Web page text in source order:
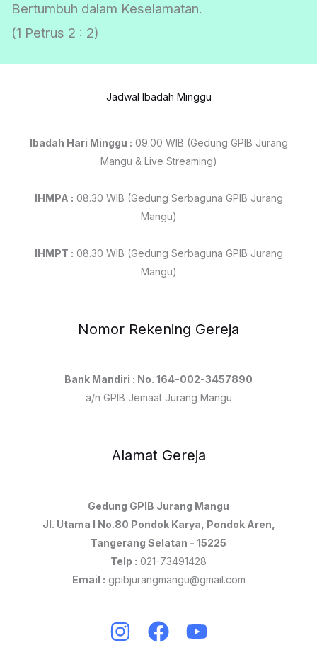
Bertumbuh dalam Keselamatan.
(1 Petrus 2 : 2)
Jadwal Ibadah Minggu
Ibadah Hari Minggu : 09.00 WIB (Gedung GPIB Jurang
Mangu & Live Streaming)
IHMPA : 08.30 WIB (Gedung Serbaguna GPIB Jurang
Mangu)
IHMPT : 08.30 WIB (Gedung Serbaguna GPIB Jurang
Mangu)
Nomor Rekening Gereja
Bank Mandiri : No. 164-002-3457890
a/n GPIB Jemaat Jurang Mangu
Alamat Gereja
Gedung GPIB Jurang Mangu
Jl. Utama I No.80 Pondok Karya, Pondok Aren,
Tangerang Selatan - 15225
Telp : 021-73491428
Email : gpibjurangmangu@gmail.com